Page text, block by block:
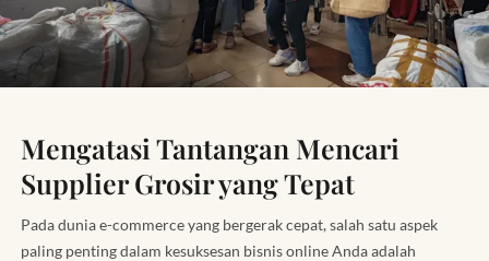
Mengatasi Tantangan Mencari
Supplier Grosir yang Tepat
Pada dunia e-commerce yang bergerak cepat, salah satu aspek
paling penting dalam kesuksesan bisnis online Anda adalah